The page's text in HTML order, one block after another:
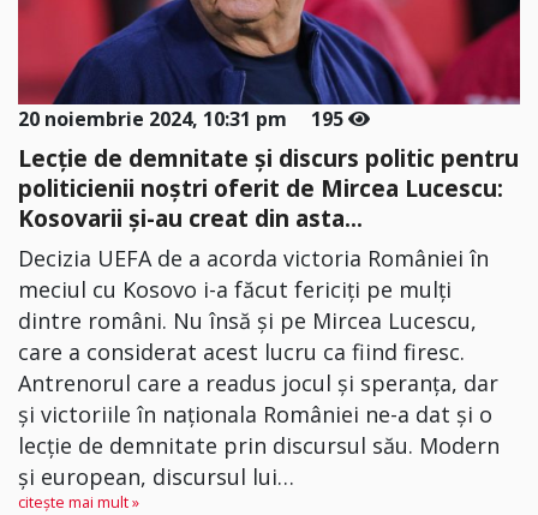
20 noiembrie 2024, 10:31 pm 195
Lecție de demnitate și discurs politic pentru
politicienii noștri oferit de Mircea Lucescu:
Kosovarii şi-au creat din asta...
Decizia UEFA de a acorda victoria României în
meciul cu Kosovo i-a făcut fericiți pe mulți
dintre români. Nu însă și pe Mircea Lucescu,
care a considerat acest lucru ca fiind firesc.
Antrenorul care a readus jocul și speranța, dar
și victoriile în naționala României ne-a dat și o
lecție de demnitate prin discursul său. Modern
și european, discursul lui…
citește mai mult »